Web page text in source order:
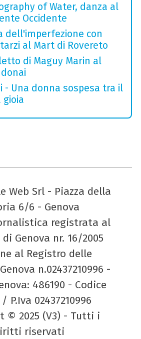
of Water, danza al
Occidente
dell'imperfezione con
al Mart di Rovereto
di Maguy Marin al
- Una donna sospesa tra il
gioia
Web Srl - Piazza della
6/6 - Genova
registrata al
Genova nr. 16/2005
al Registro delle
n.02437210996 -
486190 - Codice
P.Iva 02437210996
© 2025 (V3) - Tutti i
riservati